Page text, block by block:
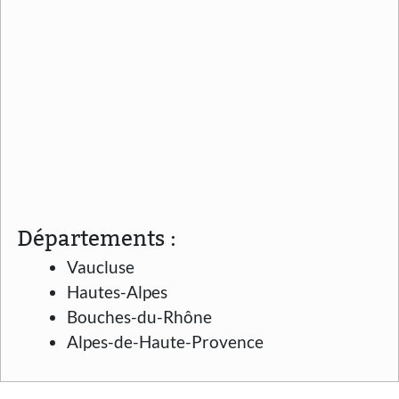
Départements :
Vaucluse
Hautes-Alpes
Bouches-du-Rhône
Alpes-de-Haute-Provence